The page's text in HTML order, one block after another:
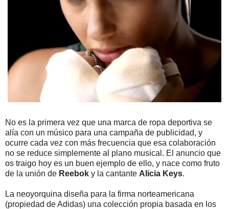
No es la primera vez que una marca de ropa deportiva se
alía con un músico para una campaña de publicidad, y
ocurre cada vez con más frecuencia que esa colaboración
no se reduce simplemente al plano musical. El anuncio que
os traigo hoy es un buen ejemplo de ello, y nace como fruto
de la unión de Reebok y la cantante Alicia Keys.
La neoyorquina diseña para la firma norteamericana
(propiedad de Adidas) una colección propia basada en los